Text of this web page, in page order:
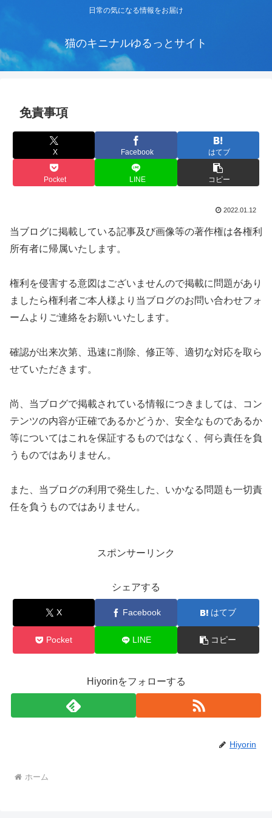
日常の気になる情報をお届け
猫のキニナルゆるっとサイト
免責事項
X Facebook はてブ
Pocket LINE コピー
2022.01.12
当ブログに掲載している記事及び画像等の著作権は各権利
所有者に帰属いたします。
権利を侵害する意図はございませんので掲載に問題があり
ましたら権利者ご本人様より当ブログのお問い合わせフォ
ームよりご連絡をお願いいたします。
確認が出来次第、迅速に削除、修正等、適切な対応を取ら
せていただきます。
尚、当ブログで掲載されている情報につきましては、コン
テンツの内容が正確であるかどうか、安全なものであるか
等についてはこれを保証するものではなく、何ら責任を負
うものではありません。
また、当ブログの利用で発生した、いかなる問題も一切責
任を負うものではありません。
スポンサーリンク
シェアする
X Facebook はてブ
Pocket LINE コピー
Hiyorinをフォローする
Hiyorin
ホーム